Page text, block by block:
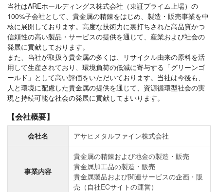
当社はAREホールディングス株式会社（東証プライム上場）の
100%子会社として、貴金属の精錬をはじめ、製造・販売事業を中
核に展開しております。高度な技術力に裏打ちされた高品質かつ
信頼性の高い製品・サービスの提供を通じて、産業および社会の
発展に貢献しております。
また、当社が取扱う貴金属の多くは、リサイクル由来の原料を活
用して生産されており、環境負荷の低減に寄与する「グリーンゴ
ールド」として高い評価をいただいております。当社は今後も、
人と環境に配慮した貴金属の提供を通じて、資源循環型社会の実
現と持続可能な社会の発展に貢献してまいります。
【会社概要】
会社名 アサヒメタルファイン株式会社
事業内容
貴金属の精錬および地金の製造・販売
貴金属加工品の製造・販売
貴金属製品および関連サービスの企画・販
売（自社ECサイトの運営）